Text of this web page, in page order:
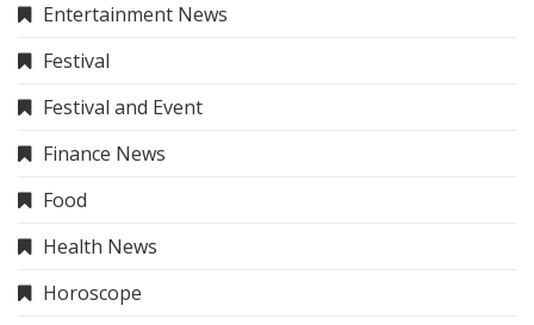
Entertainment News
Festival
Festival and Event
Finance News
Food
Health News
Horoscope